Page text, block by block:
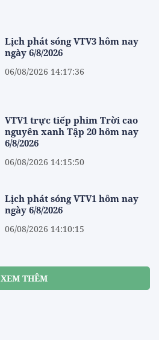
Lịch phát sóng VTV3 hôm nay
ngày 6/8/2026
06/08/2026 14:17:36
VTV1 trực tiếp phim Trời cao
nguyên xanh Tập 20 hôm nay
6/8/2026
06/08/2026 14:15:50
Lịch phát sóng VTV1 hôm nay
ngày 6/8/2026
06/08/2026 14:10:15
XEM THÊM